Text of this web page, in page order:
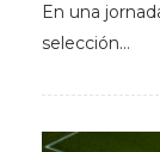
En una
selección…